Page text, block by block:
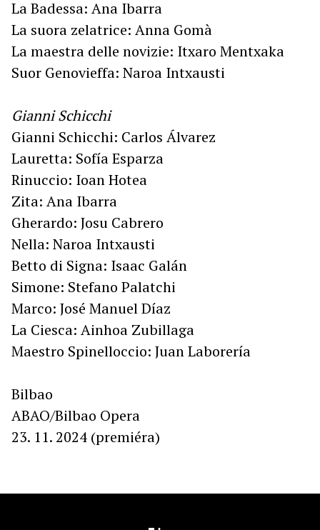
La Badessa: Ana Ibarra
La suora zelatrice: Anna Gomà
La maestra delle novizie: Itxaro Mentxaka
Suor Genovieffa: Naroa Intxausti
Gianni Schicchi
Gianni Schicchi: Carlos Álvarez
Lauretta: Sofía Esparza
Rinuccio: Ioan Hotea
Zita: Ana Ibarra
Gherardo: Josu Cabrero
Nella: Naroa Intxausti
Betto di Signa: Isaac Galán
Simone: Stefano Palatchi
Marco: José Manuel Díaz
La Ciesca: Ainhoa Zubillaga
Maestro Spinelloccio: Juan Laborería
Bilbao
ABAO/Bilbao Opera
23. 11. 2024 (premiéra)